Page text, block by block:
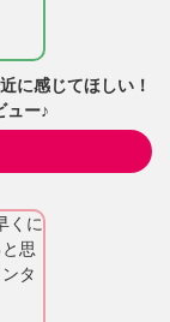
に感じてほしい！
ュー♪